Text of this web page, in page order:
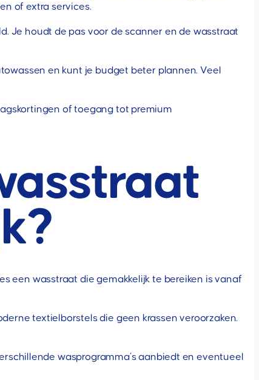
of extra services.
Je houdt de pas voor de scanner en de wasstraat
en kunt je budget beter plannen. Veel
of toegang tot premium
een wasstraat die gemakkelijk te bereiken is vanaf
textielborstels die geen krassen veroorzaken.
wasprogramma’s aanbiedt en eventueel